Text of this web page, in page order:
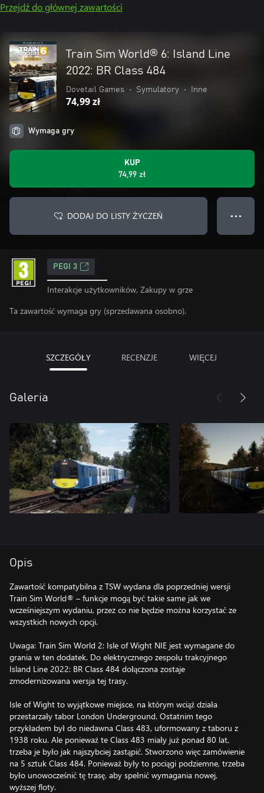
Przejdź do głównej zawartości
Train Sim World® 6: Island Line
2022: BR Class 484
Dovetail Games • Symulatory • Inne
74,99 zł
Wymaga gry
KUP
74,99 zł
DODAJ DO LISTY ŻYCZEŃ ● ● ●
PEGI 3
Interakcje użytkowników, Zakupy w grze
Ta zawartość wymaga gry (sprzedawana osobno).
SZCZEGÓŁY RECENZJE WIĘCEJ
Galeria
Opis
Zawartość kompatybilna z TSW wydana dla poprzedniej wersji
Train Sim World® – funkcje mogą być takie same jak we
wcześniejszym wydaniu, przez co nie będzie można korzystać ze
wszystkich nowych opcji.
Uwaga: Train Sim World 2: Isle of Wight NIE jest wymagane do
grania w ten dodatek. Do elektrycznego zespołu trakcyjnego
Island Line 2022: BR Class 484 dołączona zostaje
zmodernizowana wersja tej trasy.
Isle of Wight to wyjątkowe miejsce, na którym wciąż działa
przestarzały tabor London Underground. Ostatnim tego
przykładem był do niedawna Class 483, uformowany z taboru z
1938 roku. Ale ponieważ te Class 483 miały już ponad 80 lat,
trzeba je było jak najszybciej zastąpić. Stworzono więc zamówienie
na 5 sztuk Class 484. Ponieważ były to pociągi podziemne, trzeba
było unowocześnić tę trasę, aby spełnić wymagania nowej,
wyższej floty.